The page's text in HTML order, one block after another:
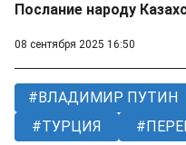
Послание народу
08 сентября 2025 16:50
ВЛАДИМИР ПУТИН
ТУРЦИЯ